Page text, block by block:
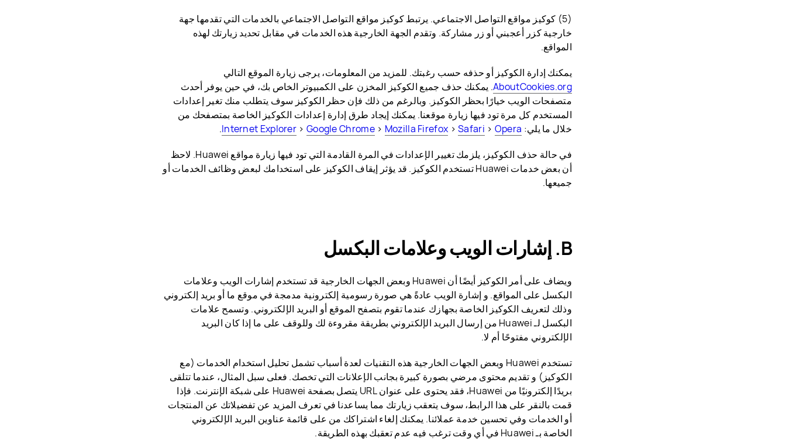
(5) كوكيز مواقع التواصل الاجتماعي. يرتبط كوكيز مواقع التواصل الاجتماعي بالخدمات التي تقدمها جهة
خارجية كزر أعجبني أو زر مشاركة. وتقدم الجهة الخارجية هذه الخدمات في مقابل تحديد زيارتك لهذه
المواقع.
يمكنك إدارة الكوكيز أو حذفه حسب رغبتك. للمزيد من المعلومات، يرجى زيارة الموقع التالي
AboutCookies.org. يمكنك حذف جميع الكوكيز المخزن على الكمبيوتر الخاص بك، في حين يوفر أحدث
متصفحات الويب خيارًا بحظر الكوكيز. وبالرغم من ذلك فإن حظر الكوكيز سوف يتطلب منك تغير إعدادات
المستخدم كل مرة تود فيها زيارة موقعنا. يمكنك إيجاد طرق إدارة إعدادات الكوكيز الخاصة بمتصفحك من
خلال ما يلي:
Internet Explorer > Google Chrome> Mozilla Firefox >Safari > Opera
.
في حالة حذف الكوكيز، يلزمك تغيير الإعدادات في المرة القادمة التي تود فيها زيارة مواقع Huawei. لاحظ
أن بعض خدمات Huawei تستخدم الكوكيز. قد يؤثر إيقاف الكوكيز على استخدامك لبعض وظائف الخدمات أو
جميعها.
B. إشارات الويب وعلامات البكسل
ويضاف على أمر الكوكيز أيضًا أن Huawei وبعض الجهات الخارجية قد تستخدم إشارات الويب وعلامات
البكسل على المواقع. و إشارة الويب عادةً هي صورة رسومية إلكترونية مدمجة في موقع ما أو بريد إلكتروني
وذلك لتعريف الكوكيز الخاصة بجهازك عندما تقوم بتصفح الموقع أو البريد الإلكتروني. وتسمح علامات
البكسل لـ Huawei من إرسال البريد الإلكتروني بطريقة مقروءة لك وللوقف على ما إذا كان البريد
الإلكتروني مفتوحًا أم لا.
تستخدم Huawei وبعض الجهات الخارجية هذه التقنيات لعدة أسباب تشمل تحليل استخدام الخدمات (مع
الكوكيز) و تقديم محتوى مرضي بصورة كبيرة بجانب الإعلانات التي تخصك. فعلى سبل المثال، عندما تتلقى
بريدًا إلكترونيًا من Huawei، فقد يحتوى على عنوان URL يتصل بصفحة Huawei على شبكة الإنترنت. فإذا
قمت بالنقر على هذا الرابط، سوف يتعقب زيارتك مما يساعدنا في تعرف المزيد عن تفضيلاتك عن المنتجات
أو الخدمات وفي تحسين خدمة عملائنا. يمكنك إلغاء اشتراكك من على قائمة عناوين البريد الإلكتروني
الخاصة بـ Huawei في أي وقت ترغب فيه عدم تعقبك بهذه الطريقة.